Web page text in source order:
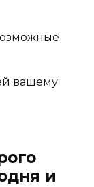
вашему
и